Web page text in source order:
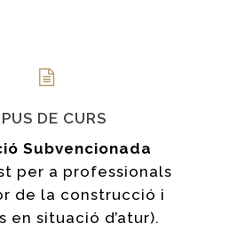
DE CURS
Subvencionada
per a professionals
de la construcció i
en situació d’atur).